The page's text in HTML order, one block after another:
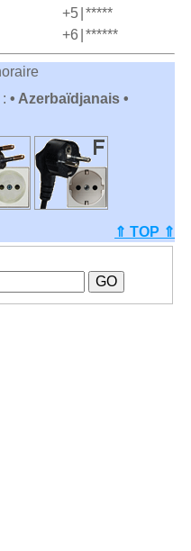
+5 *****
+6 ******
• Azerbaïdjanais •
⇑ TOP ⇑